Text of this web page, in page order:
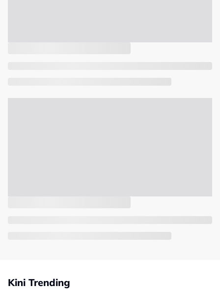
Kini Trending